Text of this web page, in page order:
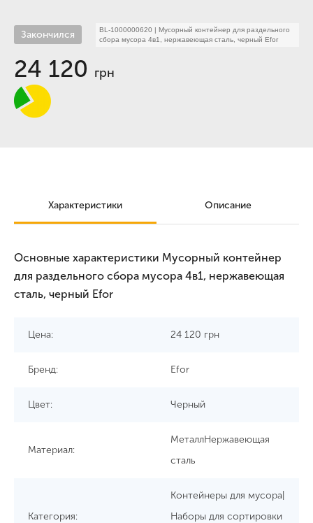
Закончился BL-1000000620 | Мусорный контейнер для раздельного
сбора мусора 4в1, нержавеющая сталь, черный Efor
24 120 грн
Характеристики Описание
Основные характеристики Мусорный контейнер
для раздельного сбора мусора 4в1, нержавеющая
сталь, черный Efor
Цена: 24 120 грн
Бренд: Efor
Цвет: Черный
Материал:
МеталлНержавеющая
сталь
Категория:
Контейнеры для мусора|
Наборы для сортировки